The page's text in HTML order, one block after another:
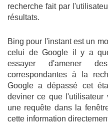
recherche fait par
résultats.
Bing pour l'instant est un
celui de Google il y a
essayer d'amener
correspondantes à la
Google a dépassé cet
deviner ce que l'utilisateur
une requête dans la
cette information